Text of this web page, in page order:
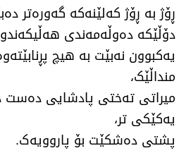
ڕۆژ بە ڕۆژ کەلێنەکە گەورەتر
دۆڵێکە دەوڵەمەندی
یەکبوون نەبێت بە هیچ
منداڵێک،
میراتی تەختی پادشایی دەست
یەکێکی تر،
پشتی دەشکێت بۆ پاروویەک.